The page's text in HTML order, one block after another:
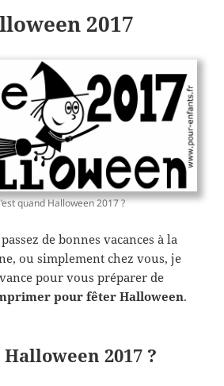
2017
quand Halloween 2017 ?
de bonnes vacances à la
ou simplement chez vous, je
pour vous préparer de
pour fêter Halloween.
Halloween 2017 ?